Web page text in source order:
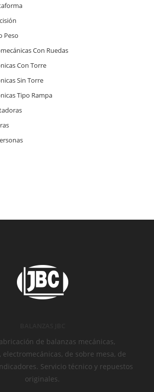
Peso
Con Ruedas
Con Torre
Sin Torre
Tipo Rampa
de balanzas mecánicas,
electromecánicas, de sobre mesa, de
Servicio técnico y repuestos
originales.